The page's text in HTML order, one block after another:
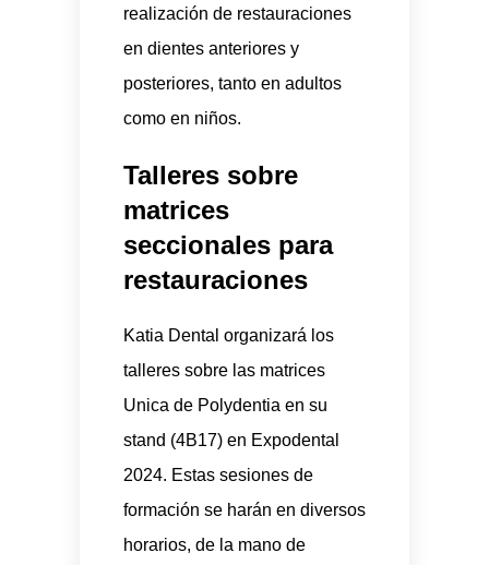
realización de restauraciones
en dientes anteriores y
posteriores, tanto en adultos
como en niños.
Talleres sobre
matrices
seccionales para
restauraciones
Katia Dental organizará los
talleres sobre las matrices
Unica de Polydentia en su
stand (4B17) en Expodental
2024. Estas sesiones de
formación se harán en diversos
horarios, de la mano de